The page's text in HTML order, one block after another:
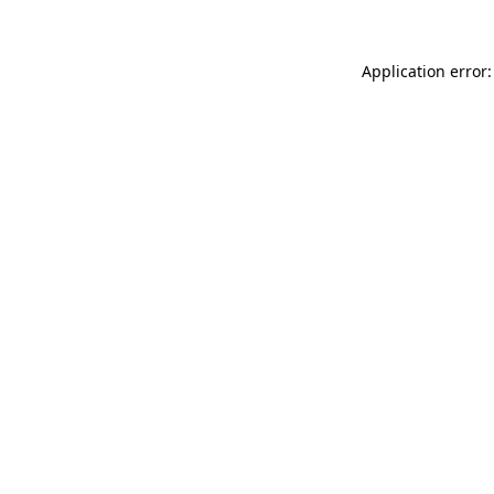
Application